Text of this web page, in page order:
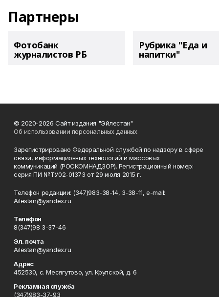
Партнеры
Фотобанк
журналистов РБ
Рубрика "Еда и
напитки"
© 2020-2026 Сайт издания "Эйлестан"
Об использовании персональных данных
Зарегистрировано Федеральной службой по надзору в сфере
связи, информационных технологий и массовых
коммуникаций (РОСКОМНАДЗОР). Регистрационный номер:
серия ПИ №ТУ02-01373 от 29 июля 2015 г.
Телефон редакции: (347)983-38-14, 3-38-11, e-mail:
Ailestan@yandex.ru
Телефон
8(347)98 3-37-46
Эл. почта
Ailestan@yandex.ru
Адрес
452530, с. Месягутово, ул. Крупской, д. 6
Рекламная служба
(347)983-37-93